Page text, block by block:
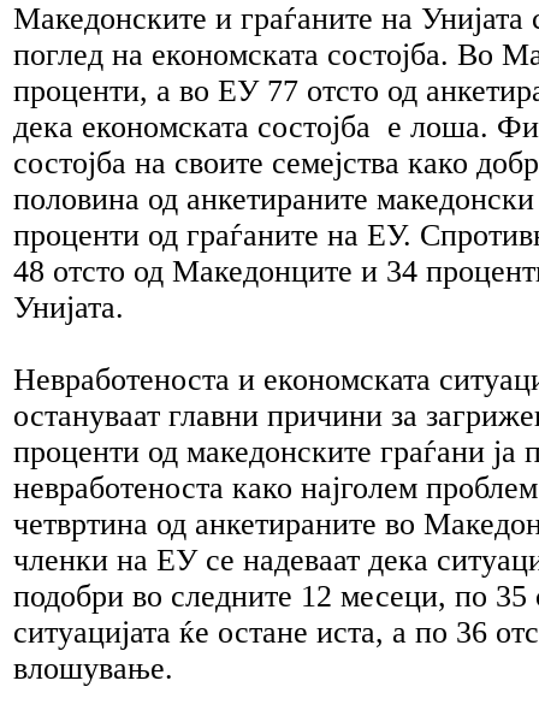
Македонските и граѓаните на Унијата
поглед на економската состојба. Во
проценти, а во ЕУ 77 отсто од
дека економската состојба е лоша.
состојба на своите семејства како
половина од анкетираните
проценти од граѓаните на ЕУ.
48 отсто од Македонците и 34
Унијата.
Невработеноста и економската
остануваат главни причини за
проценти од македонските граѓани ја
невработеноста како најголем
четвртина од анкетираните во
членки на ЕУ се надеваат дека
подобри во следните 12 месеци, по 35
ситуацијата ќе остане иста, а по 36
влошување.